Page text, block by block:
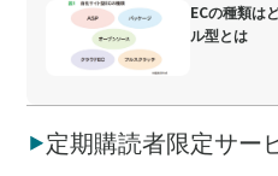
ECの種類は
ル型とは
定期購読者限定サー